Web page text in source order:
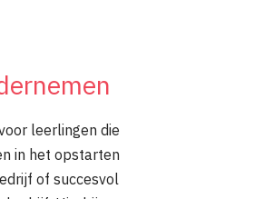
leerlingen die
in het opstarten
of succesvol